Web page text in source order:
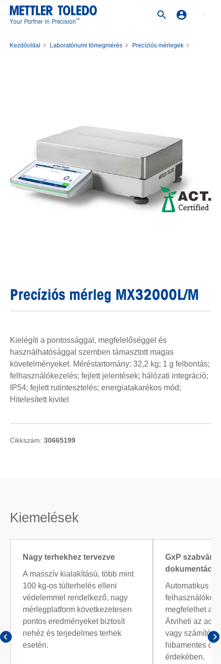
Your Partner in Precision™
Kezdőoldal Laboratóriumi tömegmérés
Precíziós mérlegek
Precíziós mérleg MX32000L/M
Kielégíti a pontossággal, megfelelőséggel és
használhatósággal szemben támasztott magas
követelményeket. Méréstartomány: 32,2 kg; 1 g felbontás;
felhasználókezelés; fejlett jelentések; hálózati integráció;
IP54; fejlett rutintesztelés; energiatakarékos mód;
Hitelesített kivitel
Cikkszám: 30665199
Kiemelések
Nagy terhekhez tervezve
A masszív kialakítású, több mint
100 kg-os túlterhelés elleni
védelemmel rendelkező, nagy
mérlegplatform következetesen
pontos eredményeket biztosít
nehéz és terjedelmes terhek
esetén.
GxP
dokumentáció
Automatikus
megfelelhet a
Átviheti az
vagy
hibamentes
érdekében.